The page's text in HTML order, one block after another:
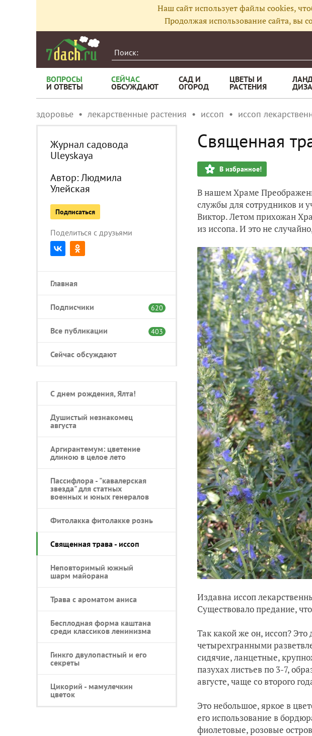
Наш сайт использует файлы cookies,
Продолжая использование сайта, вы
ВОПРОСЫ
И ОТВЕТЫ
СЕЙЧАС
ОБСУЖДАЮТ
САД И
ОГОРОД
ЦВЕТЫ И
РАСТЕНИЯ
здоровье лекарственные растения иссоп иссоп
Журнал садовода
Uleyskaya
Автор:Людмила
Улейская
Подписаться
Поделиться с друзьями
Главная
Подписчики 620
Все публикации 403
Сейчас обсуждают
С днем рождения, Ялта!
Душистый незнакомец
августа
Аргирантемум: цветение
длиною в целое лето
Пассифлора - "кавалерская
звезда" для статных
военных и юных генералов
Фитолакка фитолакке рознь
Священная трава - иссоп
Неповторимый южный
шарм майорана
Трава с ароматом аниса
Бесплодная форма каштана
среди классиков ленинизма
Гинкго двулопастный и его
секреты
Цикорий - мамулечкин
цветок
Священная
В избранное!
В нашем Храме
службы для сотрудников и
Виктор. Летом прихожан
из иссопа. И это не
Издавна иссоп
Существовало предание,
Так какой же он, иссоп?
четырехгранными
сидячие, ланцетные,
пазухах листьев по 3-7,
августе, чаще со второго
Это небольшое, яркое в
его использование в
фиолетовые, розовые